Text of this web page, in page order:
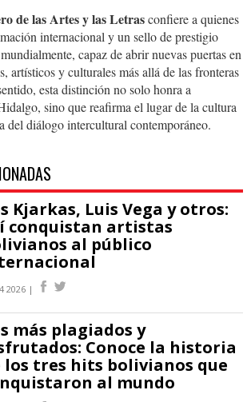
de las Artes y las Letrasconfiere a quienes
internacional y un sello de prestigio
capaz de abrir nuevas puertas en
artísticos y culturales más allá de las fronteras
esta distinción no solo honra a
sino que reafirma el lugar de la cultura
del diálogo intercultural contemporáneo.
Kjarkas, Luis Vega y otros:
conquistan artistas
al público
2026 |
más plagiados y
Conoce la historia
los tres hits bolivianos que
al mundo